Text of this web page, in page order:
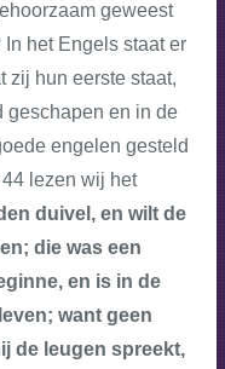
geweest
het Engels staat er
zij hun eerste staat,
geschapen en in de
engelen gesteld
lezen wij het
duivel, en wilt de
die was een
en is in de
want geen
de leugen spreekt,